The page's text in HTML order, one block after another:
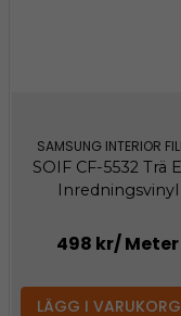
SAMSUNG INTERIOR
SOIF CF-5532 Trä
Inredningsvinyl
498 kr/ Meter
LÄGG I